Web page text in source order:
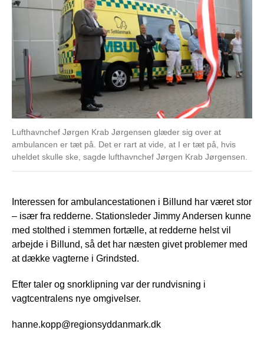
Lufthavnchef Jørgen Krab Jørgensen glæder sig over at
ambulancen er tæt på. Det er rart at vide, at I er tæt på, hvis
uheldet skulle ske, sagde lufthavnchef Jørgen Krab Jørgensen.
Interessen for ambulancestationen i Billund har været stor
– især fra redderne. Stationsleder Jimmy Andersen kunne
med stolthed i stemmen fortælle, at redderne helst vil
arbejde i Billund, så det har næsten givet problemer med
at dække vagterne i Grindsted.
Efter taler og snorklipning var der rundvisning i
vagtcentralens nye omgivelser.
hanne.kopp@regionsyddanmark.dk